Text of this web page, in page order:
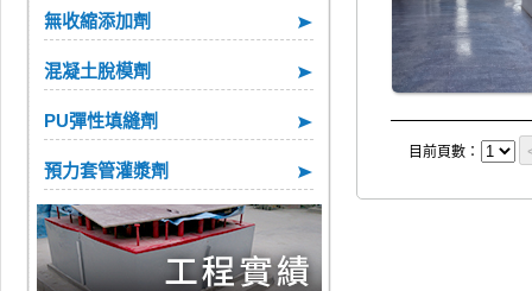
無收縮添加劑
混凝土脫模劑
PU彈性填縫劑
預力套管灌漿劑
目前頁數：